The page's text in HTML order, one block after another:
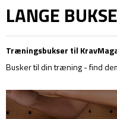
LANGE
Træningsbukser til
Busker til din træning - find